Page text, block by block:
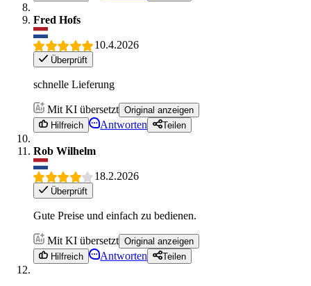
Fred Hofs
10.4.2026
Überprüft
schnelle Lieferung
Mit KI übersetzt Original anzeigen
Hilfreich
Antworten Teilen
Rob Wilhelm
18.2.2026
Überprüft
Gute Preise und einfach zu bedienen.
Mit KI übersetzt Original anzeigen
Hilfreich
Antworten Teilen